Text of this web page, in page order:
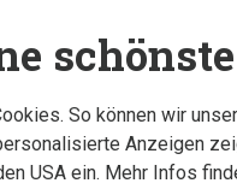
So können wir
Anzeigen
USA ein. Mehr Infos